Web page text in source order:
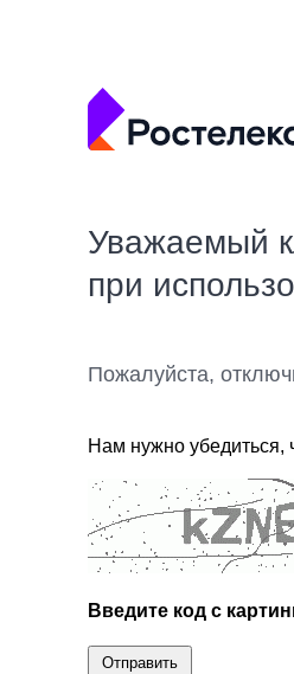
Уважаемый
при
Пожалуйста,
Нам нужно убедиться,
Введите код с
Отправить